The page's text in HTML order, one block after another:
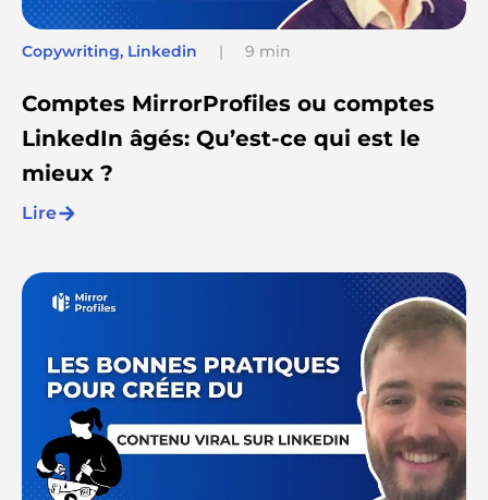
Copywriting, Linkedin | 9 min
Comptes MirrorProfiles ou comptes
LinkedIn âgés: Qu’est-ce qui est le
mieux ?
Lire